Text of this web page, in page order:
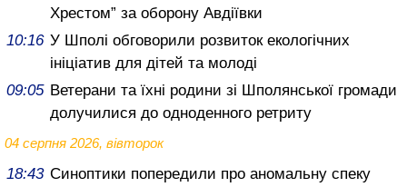
Хрестом” за оборону Авдіївки
10:16 У Шполі обговорили розвиток екологічних
ініціатив для дітей та молоді
09:05 Ветерани та їхні родини зі Шполянської громади
долучилися до одноденного ретриту
04 серпня 2026, вівторок
18:43 Синоптики попередили про аномальну спеку